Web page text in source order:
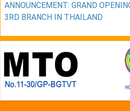
ANNOUNCEMENT: GRAND
3RD BRANCH IN THAILAND